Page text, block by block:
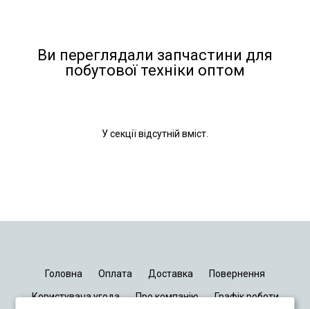
Ви переглядали запчастини для
побутової техніки оптом
У секції відсутній вміст.
Головна Оплата Доставка Повернення
Користувача угода Про компанію Графік роботи